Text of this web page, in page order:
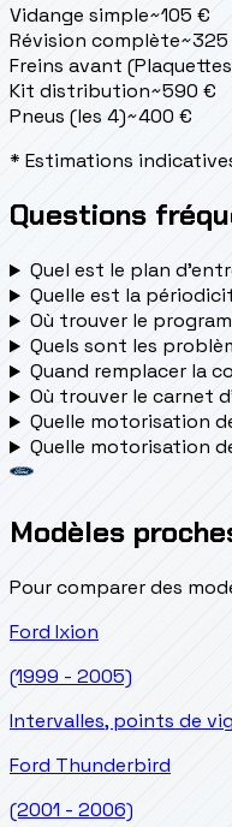
Vidange simple~105 €
Révision complète~325
Freins avant
Kit distribution~590 €
Pneus (les 4)~400 €
* Estimations
Questions
Quel est le plan
Quelle est la
Où trouver le
Quels sont les
Quand remplacer la
Où trouver le carnet
Quelle motorisation
Quelle motorisation
Modèles
Pour comparer des
Ford Ixion
(1999 - 2005)
Intervalles, points de
Ford Thunderbird
(2001 - 2006)